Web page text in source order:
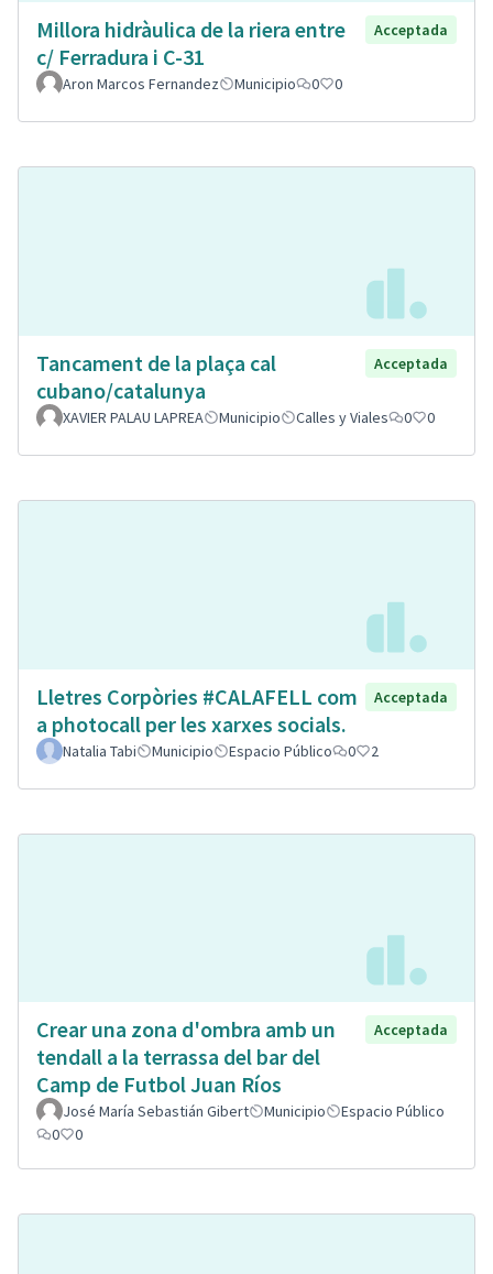
Millora hidràulica de la riera entre
c/ Ferradura i C-31
Acceptada
Aron Marcos Fernandez Municipio 0 0
Tancament de la plaça cal
cubano/catalunya
Acceptada
XAVIER PALAU LAPREA Municipio Calles y Viales 0 0
Lletres Corpòries #CALAFELL com
a photocall per les xarxes socials.
Acceptada
Natalia Tabi Municipio Espacio Público 0 2
Crear una zona d'ombra amb un
tendall a la terrassa del bar del
Camp de Futbol Juan Ríos
Acceptada
José María Sebastián Gibert Municipio
Espacio Público
0
0